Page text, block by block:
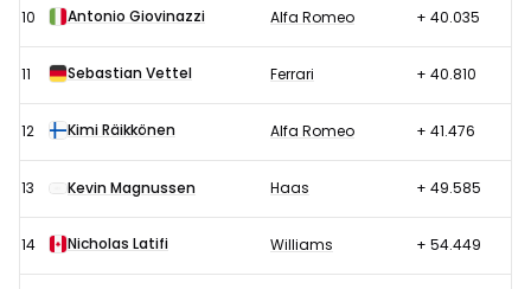
10 Antonio Giovinazzi Alfa Romeo + 40.035
11 Sebastian Vettel Ferrari + 40.810
12 Kimi Räikkönen Alfa Romeo + 41.476
13 Kevin Magnussen Haas + 49.585
14 Nicholas Latifi Williams + 54.449